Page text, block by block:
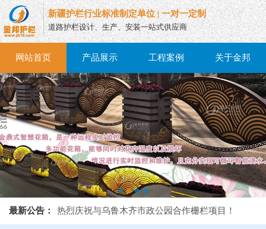
新疆护栏行业标准制定单位 | 一对一定制
道路护栏设计、生产、安装一站式供应商
网站首页 产品展示 工程案例 关于金邦
最新公告：
热烈庆祝与乌鲁木齐市政公园合作栅栏项目！
热烈庆祝与乌鲁木齐市政公园合作栅栏项目！